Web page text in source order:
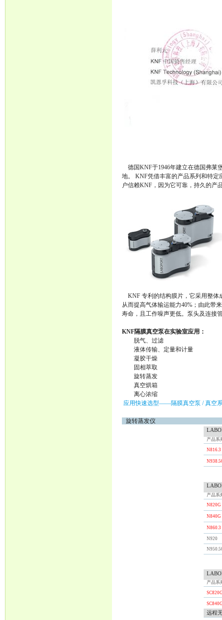
德国KNF于1946年建立在德国弗莱
地。 KNF凭借丰富的产品系列和特定
户信赖KNF，因为它可靠，持久的产
KNF 专利的结构膜片，它采用整体
从而提高气体输运能力40%；由此带
寿命，且工作噪声更低。泵头及连接
KNF隔膜真空泵在实验室应用：
脱气、过滤
液体传输、定量和计量
凝胶干燥
固相萃取
旋转蒸发
真空烘箱
离心浓缩
应用快速选型——隔膜真空泵 /真空
旋转蒸发仪
产品系
N816.3
产品系
N820G
N840G
N860.3
N920
产品系
远程